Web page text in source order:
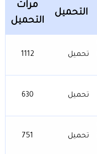
التحميل
مرات
التحميل
تحميل 1112
تحميل 630
تحميل 751